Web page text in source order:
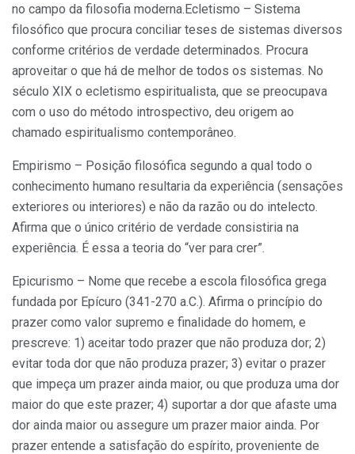
no campo da filosofia moderna.Ecletismo – Sistema
filosófico que procura conciliar teses de sistemas diversos
conforme critérios de verdade determinados. Procura
aproveitar o que há de melhor de todos os sistemas. No
século XIX o ecletismo espiritualista, que se preocupava
com o uso do método introspectivo, deu origem ao
chamado espiritualismo contemporâneo.
Empirismo – Posição filosófica segundo a qual todo o
conhecimento humano resultaria da experiência (sensações
exteriores ou interiores) e não da razão ou do intelecto.
Afirma que o único critério de verdade consistiria na
experiência. É essa a teoria do “ver para crer”.
Epicurismo – Nome que recebe a escola filosófica grega
fundada por Epícuro (341-270 a.C.). Afirma o princípio do
prazer como valor supremo e finalidade do homem, e
prescreve: 1) aceitar todo prazer que não produza dor; 2)
evitar toda dor que não produza prazer; 3) evitar o prazer
que impeça um prazer ainda maior, ou que produza uma dor
maior do que este prazer; 4) suportar a dor que afaste uma
dor ainda maior ou assegure um prazer maior ainda. Por
prazer entende a satisfação do espírito, proveniente de